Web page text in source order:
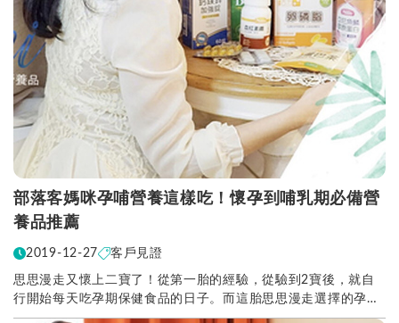
部落客媽咪孕哺營養這樣吃！懷孕到哺乳期必備營
養品推薦
2019-12-27 客戶見證
思思漫走又懷上二寶了！從第一胎的經驗，從驗到2寶後，就自
行開始每天吃孕期保健食品的日子。而這胎思思漫走選擇的孕期
營養品，是身邊朋友都有在吃、類別多元且齊全的亞尼...